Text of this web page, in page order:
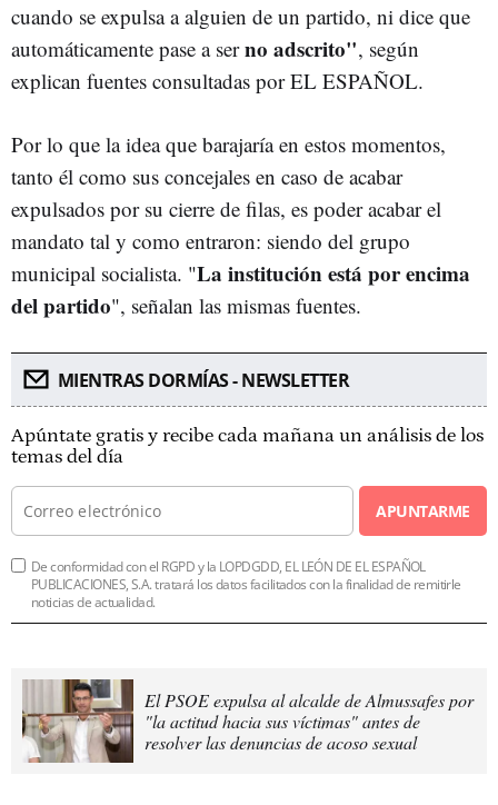
cuando se expulsa a alguien de un partido, ni dice que
automáticamente pase a serno adscrito", según
explican fuentes consultadas por EL ESPAÑOL.
Por lo que la idea que barajaría en estos momentos,
tanto él como sus concejales en caso de acabar
expulsados por su cierre de filas, es poder acabar el
mandato tal y como entraron: siendo del grupo
municipal socialista. "La institución está por encima
del partido", señalan las mismas fuentes.
MIENTRAS DORMÍAS - NEWSLETTER
Apúntate gratis y recibe cada mañana un análisis de los
temas del día
APUNTARME
De conformidad con el RGPD y la LOPDGDD, EL LEÓN DE EL ESPAÑOL
PUBLICACIONES, S.A. tratará los datos facilitados con la finalidad de remitirle
noticias de actualidad.
El PSOE expulsa al alcalde de Almussafes por
"la actitud hacia sus víctimas" antes de
resolver las denuncias de acoso sexual